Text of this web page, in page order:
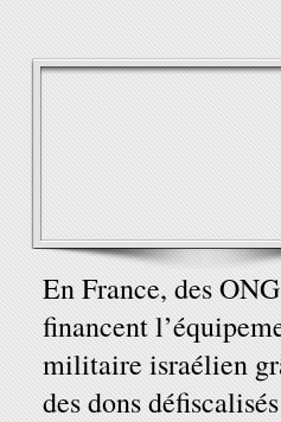
En France, des ONG
financent
militaire israélien
des dons défiscalisés